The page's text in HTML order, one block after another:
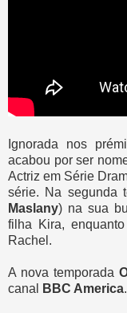
Ignorada nos
acabou por ser
Actriz em Série
série. Na segunda
Maslany) na sua
filha Kira,
Rachel.
A nova temporada
canal
BBC America.